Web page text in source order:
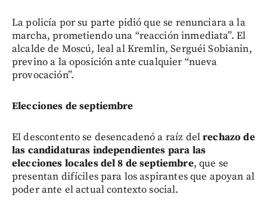
La policía por su parte pidió que se renunciara a la
marcha, prometiendo una “reacción inmediata”. El
alcalde de Moscú, leal al Kremlin, Serguéi Sobianin,
previno a la oposición ante cualquier “nueva
provocación”.
Elecciones de septiembre
El descontento se desencadenó a raíz delrechazo de
las candidaturas independientes para las
elecciones locales del 8 de septiembre, que se
presentan difíciles para los aspirantes que apoyan al
poder ante el actual contexto social.